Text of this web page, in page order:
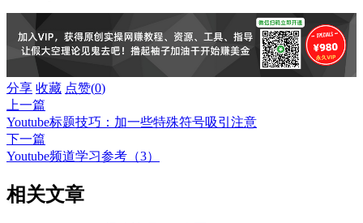
分享 收藏 点赞(0)
上一篇
Youtube标题技巧：加一些特殊符号吸引注意
下一篇
Youtube频道学习参考（3）
相关文章